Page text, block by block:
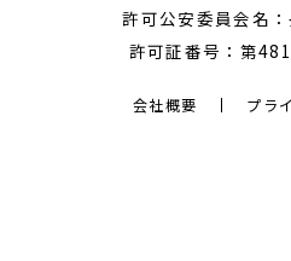
許可公安委員会名
許可証番号：第
会社概要 プラ